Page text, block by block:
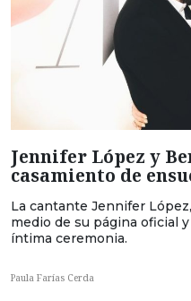
Jennifer López y
casamiento de
La cantante Jennifer
medio de su página oficial
íntima ceremonia.
Paula Farías Cerda